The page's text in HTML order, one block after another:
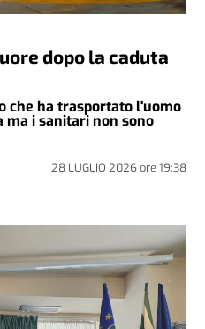
dopo la caduta
che ha trasportato l'uomo
ma i sanitari non sono
28 LUGLIO 2026ore 19:38